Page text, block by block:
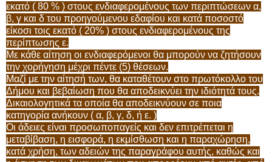
εκατό ( 80 % ) στους ενδιαφερομένους των περιπτώσεων α,
β, γ και δ του προηγούμενου εδαφίου και κατά ποσοστό
είκοσι τοις εκατό ( 20% ) στους ενδιαφερομένους της
περίπτωσης ε.
Με κάθε αίτηση οι ενδιαφερόμενοι θα μπορούν να ζητήσουν
την χορήγηση μέχρι πέντε (5) θέσεων.
Μαζί με την αίτησή των, θα καταθέτουν στο πρωτόκολλο του
Δήμου και βεβαίωση που θα αποδεικνύει την ιδιότητά τους.
Δικαιολογητικά τα οποία θα αποδεικνύουν σε ποια
κατηγορία ανήκουν ( α, β, γ, δ, ή ε. )
Οι άδειες είναι προσωποπαγείς και δεν επιτρέπεται η
μεταβίβαση, η εισφορά, η εκμίσθωση και η παραχώρηση,
κατά χρήση, των αδειών της παραγράφου αυτής, καθώς και